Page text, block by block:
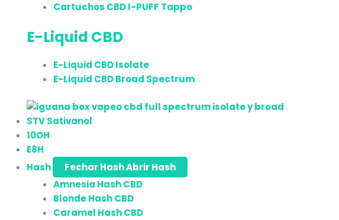
Cartuchos CBD I-PUFF Tappo
E-Liquid CBD
E-Liquid CBD Isolate
E-Liquid CBD Broad Spectrum
STV Sativanol
10OH
E8H
Hash
Fechar HashAbrir Hash
Amnesia Hash CBD
Blonde Hash CBD
Caramel Hash CBD